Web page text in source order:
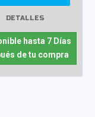
DETALLES
hasta 7 Días
de tu compra